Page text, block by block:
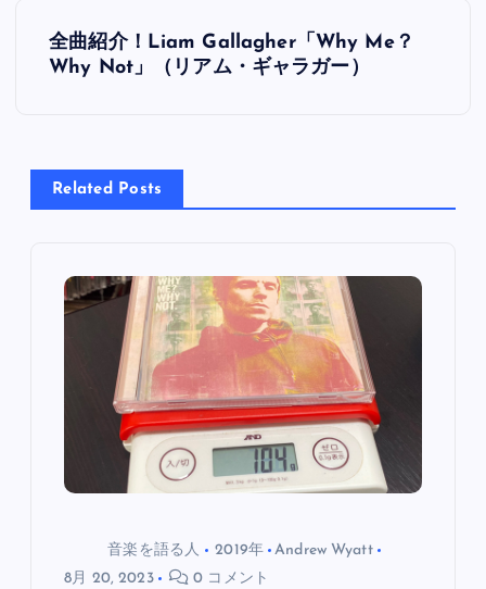
投
稿
ビ
全曲紹介！Liam Gallagher「Why Me？
Why Not」（リアム・ギャラガー）
Related Posts
音楽を語る人 2019年
Andrew Wyatt
8月 20, 2023
0 コメント